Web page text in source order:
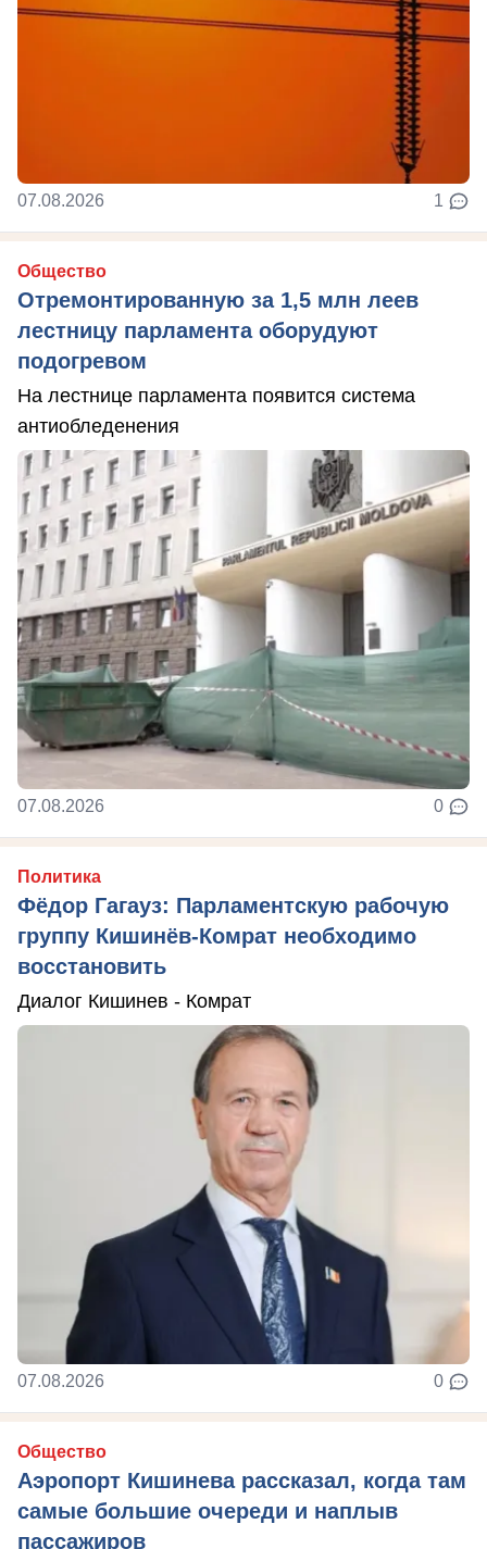
07.08.2026 1
Общество
Отремонтированную за 1,5 млн леев
лестницу парламента оборудуют
подогревом
На лестнице парламента появится система
антиобледенения
07.08.2026 0
Политика
Фёдор Гагауз: Парламентскую рабочую
группу Кишинёв-Комрат необходимо
восстановить
Диалог Кишинев - Комрат
07.08.2026 0
Общество
Аэропорт Кишинева рассказал, когда там
самые большие очереди и наплыв
пассажиров